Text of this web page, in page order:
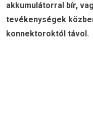
akkumulátorral bír,
tevékenységek
konnektoroktól távol.